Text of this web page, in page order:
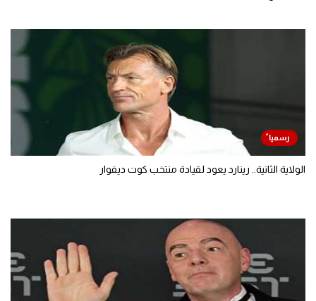
الولاية الثانية.. رينارد يعود لقيادة منتخب كوت ديفوار